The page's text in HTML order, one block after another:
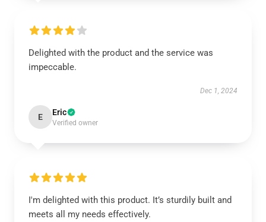
Delighted with the product and the service was
impeccable.
Dec 1, 2024
E Eric
Verified owner
I'm delighted with this product. It’s sturdily built and
meets all my needs effectively.